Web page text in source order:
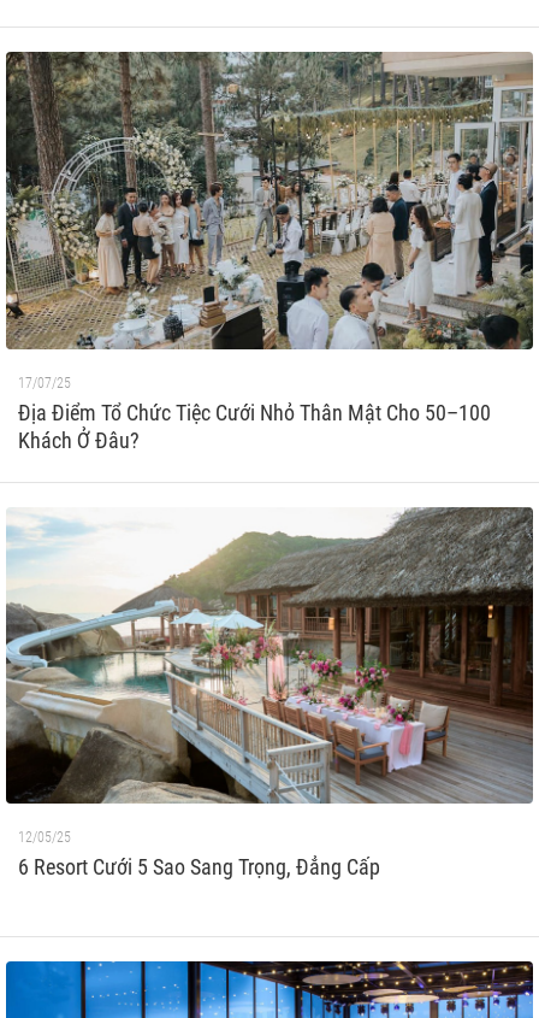
17/07/25
Địa Điểm Tổ Chức Tiệc Cưới Nhỏ Thân Mật Cho 50–100
Khách Ở Đâu?
12/05/25
6 Resort Cưới 5 Sao Sang Trọng, Đẳng Cấp